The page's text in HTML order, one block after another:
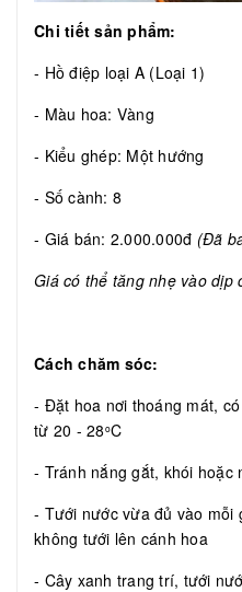
Chi tiết sản phẩm:
- Hồ điệp loại A (Loại 1)
- Màu hoa: Vàng
- Kiểu ghép: Một hướng
- Số cành: 8
- Giá bán: 2.000.000đ (Đã
Giá có thể tăng nhẹ vào dịp
Cách chăm sóc:
- Đặt hoa nơi thoáng mát,
từ 20 - 28oC
- Tránh nắng gắt, khói hoặc
- Tưới nước vừa đủ vào mỗi
không tưới lên cánh hoa
- Cây xanh trang trí, tưới